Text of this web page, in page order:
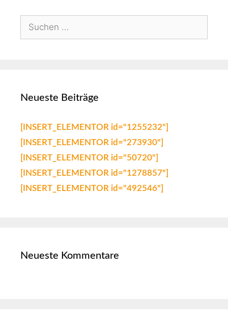
Neueste Beiträge
[INSERT_ELEMENTOR id="1255232"]
[INSERT_ELEMENTOR id="273930"]
[INSERT_ELEMENTOR id="50720"]
[INSERT_ELEMENTOR id="1278857"]
[INSERT_ELEMENTOR id="492546"]
Neueste Kommentare